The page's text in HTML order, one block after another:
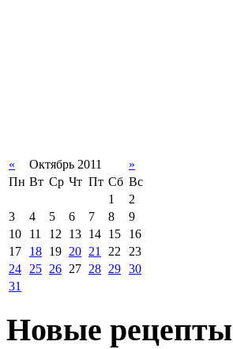
« Октябрь 2011
»
Пн Вт Ср Чт Пт Сб Вс
1
2
3
4 5 6 7 8
9
10
11 12 13 14 15
16
17
18 19 20 21 22 23
24 25 26 27 28 29 30
31
Новые рецепты